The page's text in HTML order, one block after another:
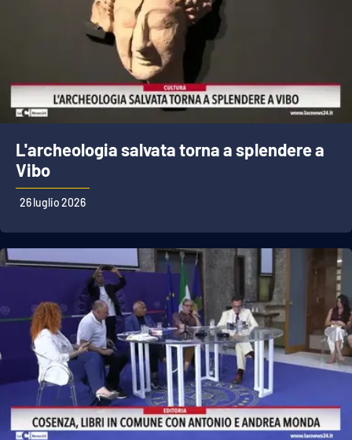
L'archeologia salvata torna a splendere a
Vibo
26 luglio 2026